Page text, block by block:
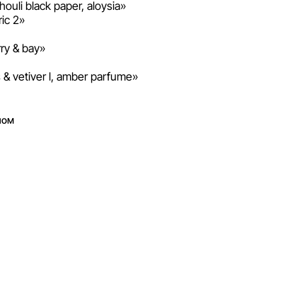
black paper, aloysia»
2»
& bay»
vetiver l, amber parfume»